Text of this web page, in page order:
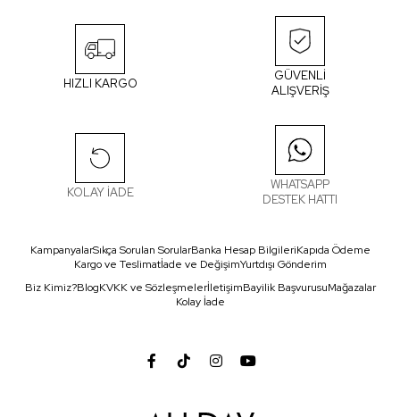
HIZLI KARGO
GÜVENLİ
ALIŞVERİŞ
KOLAY İADE
WHATSAPP
DESTEK HATTI
KampanyalarSıkça Sorulan SorularBanka Hesap BilgileriKapıda Ödeme
Kargo ve Teslimatİade ve DeğişimYurtdışı Gönderim
Biz Kimiz?BlogKVKK ve SözleşmelerİletişimBayilik BaşvurusuMağazalar
Kolay İade